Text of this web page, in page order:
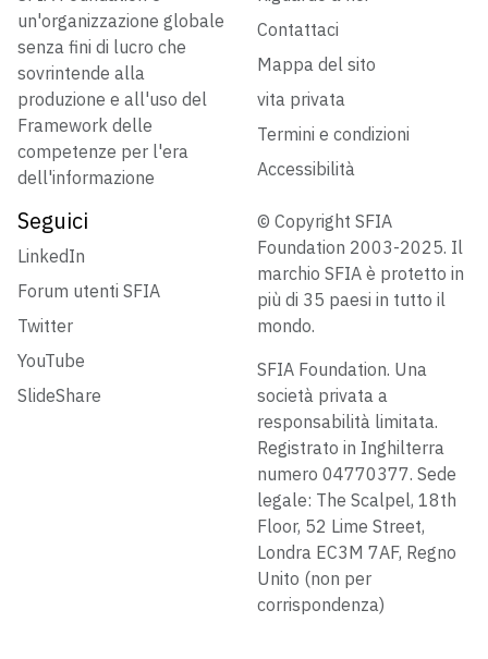
un'organizzazione globale
senza fini di lucro che
sovrintende alla
produzione e all'uso del
Framework delle
competenze per l'era
dell'informazione
Contattaci
Mappa del sito
vita privata
Termini e condizioni
Accessibilità
Seguici
LinkedIn
Forum utenti SFIA
Twitter
YouTube
SlideShare
© Copyright SFIA
Foundation 2003-2025. Il
marchio SFIA è protetto in
più di 35 paesi in tutto il
mondo.
SFIA Foundation. Una
società privata a
responsabilità limitata.
Registrato in Inghilterra
numero 04770377. Sede
legale: The Scalpel, 18th
Floor, 52 Lime Street,
Londra EC3M 7AF, Regno
Unito (non per
corrispondenza)